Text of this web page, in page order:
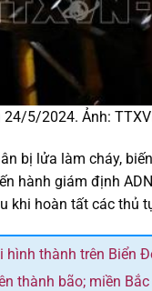
5/2024. Ảnh:
bị lửa làm cháy,
hành giám định
khi hoàn tất các thủ
hình thành trên Biển
thành bão; miền